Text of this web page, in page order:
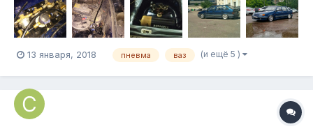
скажу но набирается полный за 1/3 сигареты) трубки 8мм
внутренний. Клапана Италия, Ло...
13 января, 2018 пневма ваз (и ещё 5 )